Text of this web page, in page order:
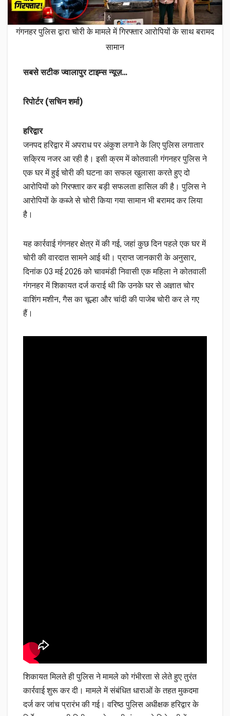
गंगनहर पुलिस द्वारा चोरी के मामले में गिरफ्तार आरोपियों के साथ बरामद
सामान
सबसे सटीक ज्वालापुर टाइम्स न्यूज़…
रिपोर्टर (सचिन शर्मा)
हरिद्वार
जनपद हरिद्वार में अपराध पर अंकुश लगाने के लिए पुलिस लगातार
सक्रिय नजर आ रही है। इसी क्रम में कोतवाली गंगनहर पुलिस ने
एक घर में हुई चोरी की घटना का सफल खुलासा करते हुए दो
आरोपियों को गिरफ्तार कर बड़ी सफलता हासिल की है। पुलिस ने
आरोपियों के कब्जे से चोरी किया गया सामान भी बरामद कर लिया
है।
यह कार्रवाई गंगनहर क्षेत्र में की गई, जहां कुछ दिन पहले एक घर में
चोरी की वारदात सामने आई थी। प्राप्त जानकारी के अनुसार,
दिनांक 03 मई 2026 को चावमंडी निवासी एक महिला ने कोतवाली
गंगनहर में शिकायत दर्ज कराई थी कि उनके घर से अज्ञात चोर
वाशिंग मशीन, गैस का चूल्हा और चांदी की पाजेब चोरी कर ले गए
हैं।
शिकायत मिलते ही पुलिस ने मामले को गंभीरता से लेते हुए तुरंत
कार्रवाई शुरू कर दी। मामले में संबंधित धाराओं के तहत मुकदमा
दर्ज कर जांच प्रारंभ की गई। वरिष्ठ पुलिस अधीक्षक हरिद्वार के